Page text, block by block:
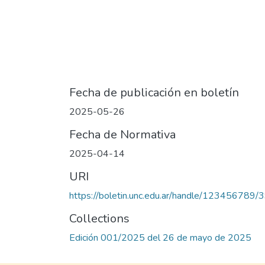
Fecha de publicación en boletín
2025-05-26
Fecha de Normativa
2025-04-14
URI
https://boletin.unc.edu.ar/handle/123456789/
Collections
Edición 001/2025 del 26 de mayo de 2025